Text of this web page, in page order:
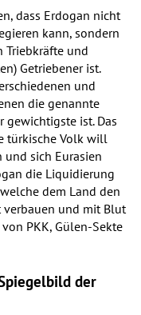
dass Erdogan nicht
kann, sondern
Triebkräfte und
Getriebener ist.
und
die genannte
gewichtigste ist. Das
türkische Volk will
sich Eurasien
die Liquidierung
dem Land den
und mit Blut
PKK, Gülen-Sekte
der